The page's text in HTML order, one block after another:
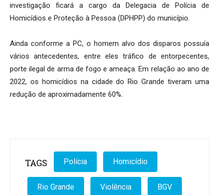
investigação ficará a cargo da Delegacia de Polícia de
Homicídios e Proteção à Pessoa (DPHPP) do município.
Ainda conforme a PC, o homem alvo dos disparos possuía
vários antecedentes, entre eles tráfico de entorpecentes,
porte ilegal de arma de fogo e ameaça. Em relação ao ano de
2022, os homicídios na cidade do Rio Grande tiveram uma
redução de aproximadamente 60%.
TAGS Polícia Homicídio
Rio Grande Violência BGV